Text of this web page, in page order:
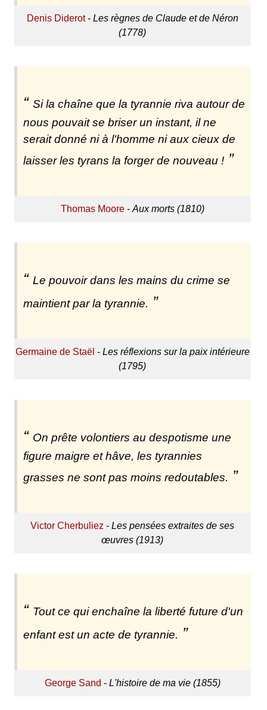
Denis Diderot- Les règnes de Claude et de Néron
(1778)
Si la chaîne que la tyrannie riva autour de
nous pouvait se briser un instant, il ne
serait donné ni à l'homme ni aux cieux de
laisser les tyrans la forger de nouveau !
Thomas Moore- Aux morts (1810)
Le pouvoir dans les mains du crime se
maintient par la tyrannie.
Germaine de Staël - Les réflexions sur la paix intérieure
(1795)
On prête volontiers au despotisme une
figure maigre et hâve, les tyrannies
grasses ne sont pas moins redoutables.
Victor Cherbuliez -Les pensées extraites de ses
œuvres (1913)
Tout ce qui enchaîne la liberté future d'un
enfant est un acte de tyrannie.
George Sand - L'histoire de ma vie (1855)